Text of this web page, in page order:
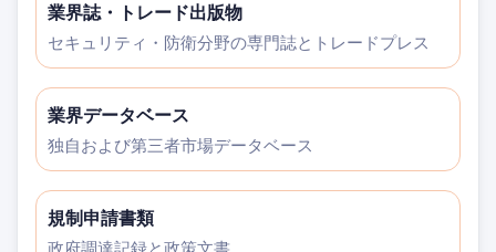
業界誌・トレード出版物
セキュリティ・防衛分野の専門誌とトレードプレス
業界データベース
独自および第三者市場データベース
規制申請書類